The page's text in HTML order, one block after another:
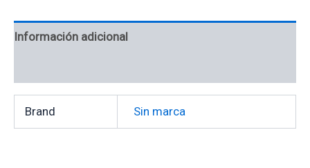
Información adicional
Brand Sin marca